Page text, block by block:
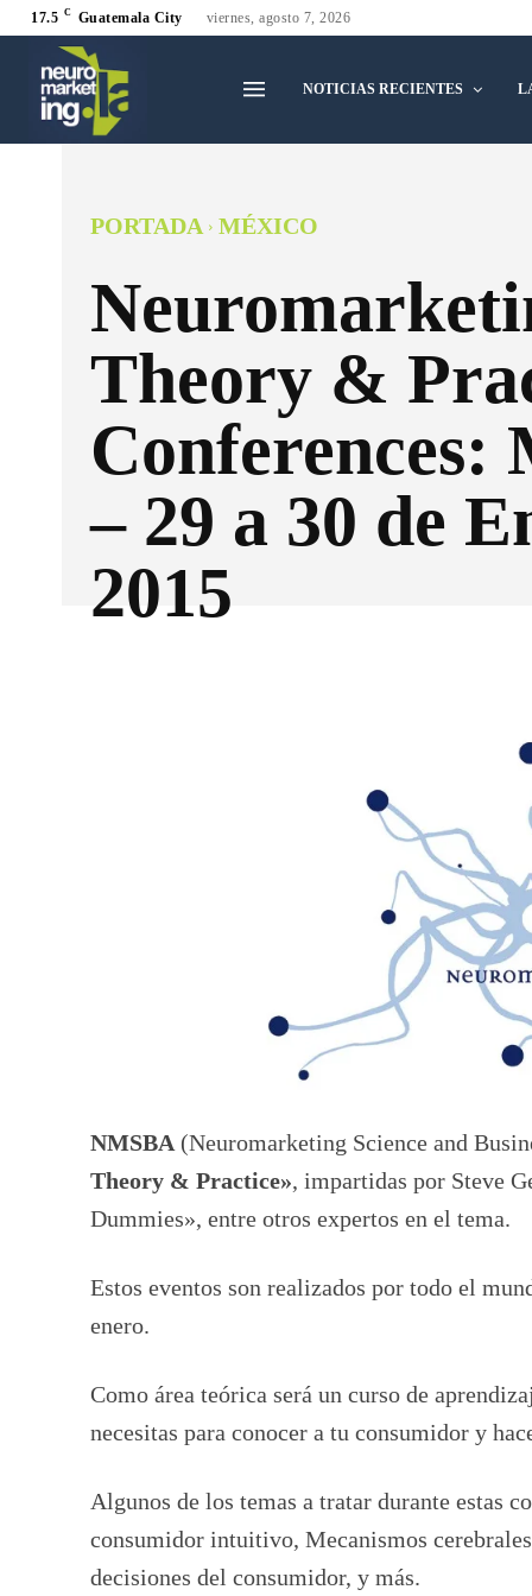
17.5 C Guatemala City viernes, agosto 7, 2026
NOTICIAS RECIENTES
PORTADA MÉXICO
Theory &
Conferences:
– 29 a 30 de
2015
NMSBA (Neuromarketing Science and
Theory & Practice», impartidas por Steve
Dummies», entre otros expertos en el tema.
Estos eventos son realizados por todo el
enero.
Como área teórica será un curso de
necesitas para conocer a tu consumidor y
Algunos de los temas a tratar durante estas
consumidor intuitivo, Mecanismos
decisiones del consumidor, y más.